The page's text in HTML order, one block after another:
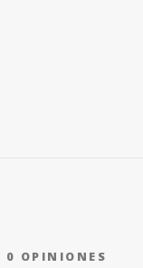
0 OPINIONES